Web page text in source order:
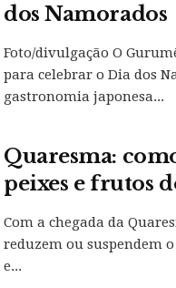
dos Namorados
Foto/divulgação O
para celebrar o Dia dos
gastronomia japonesa...
Quaresma:
peixes e frutos
Com a chegada da
reduzem ou suspendem
e...